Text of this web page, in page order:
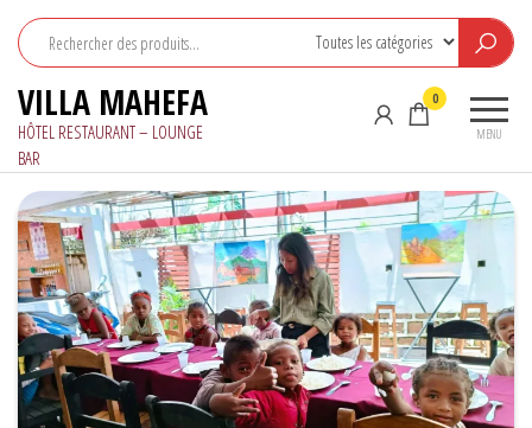
contenu
VILLA MAHEFA
HÔTEL RESTAURANT – LOUNGE
BAR
MENU
0